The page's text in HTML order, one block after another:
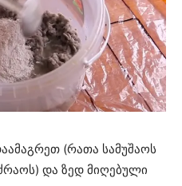
(რათა სამუშაოს
და ზედ მიღებული